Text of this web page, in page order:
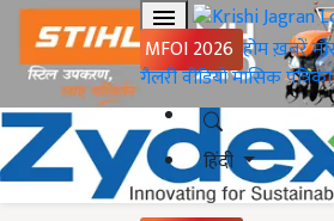
MFOI 2026 होमख़बरें
गैलरीवीडियोमासिक
हिंदी